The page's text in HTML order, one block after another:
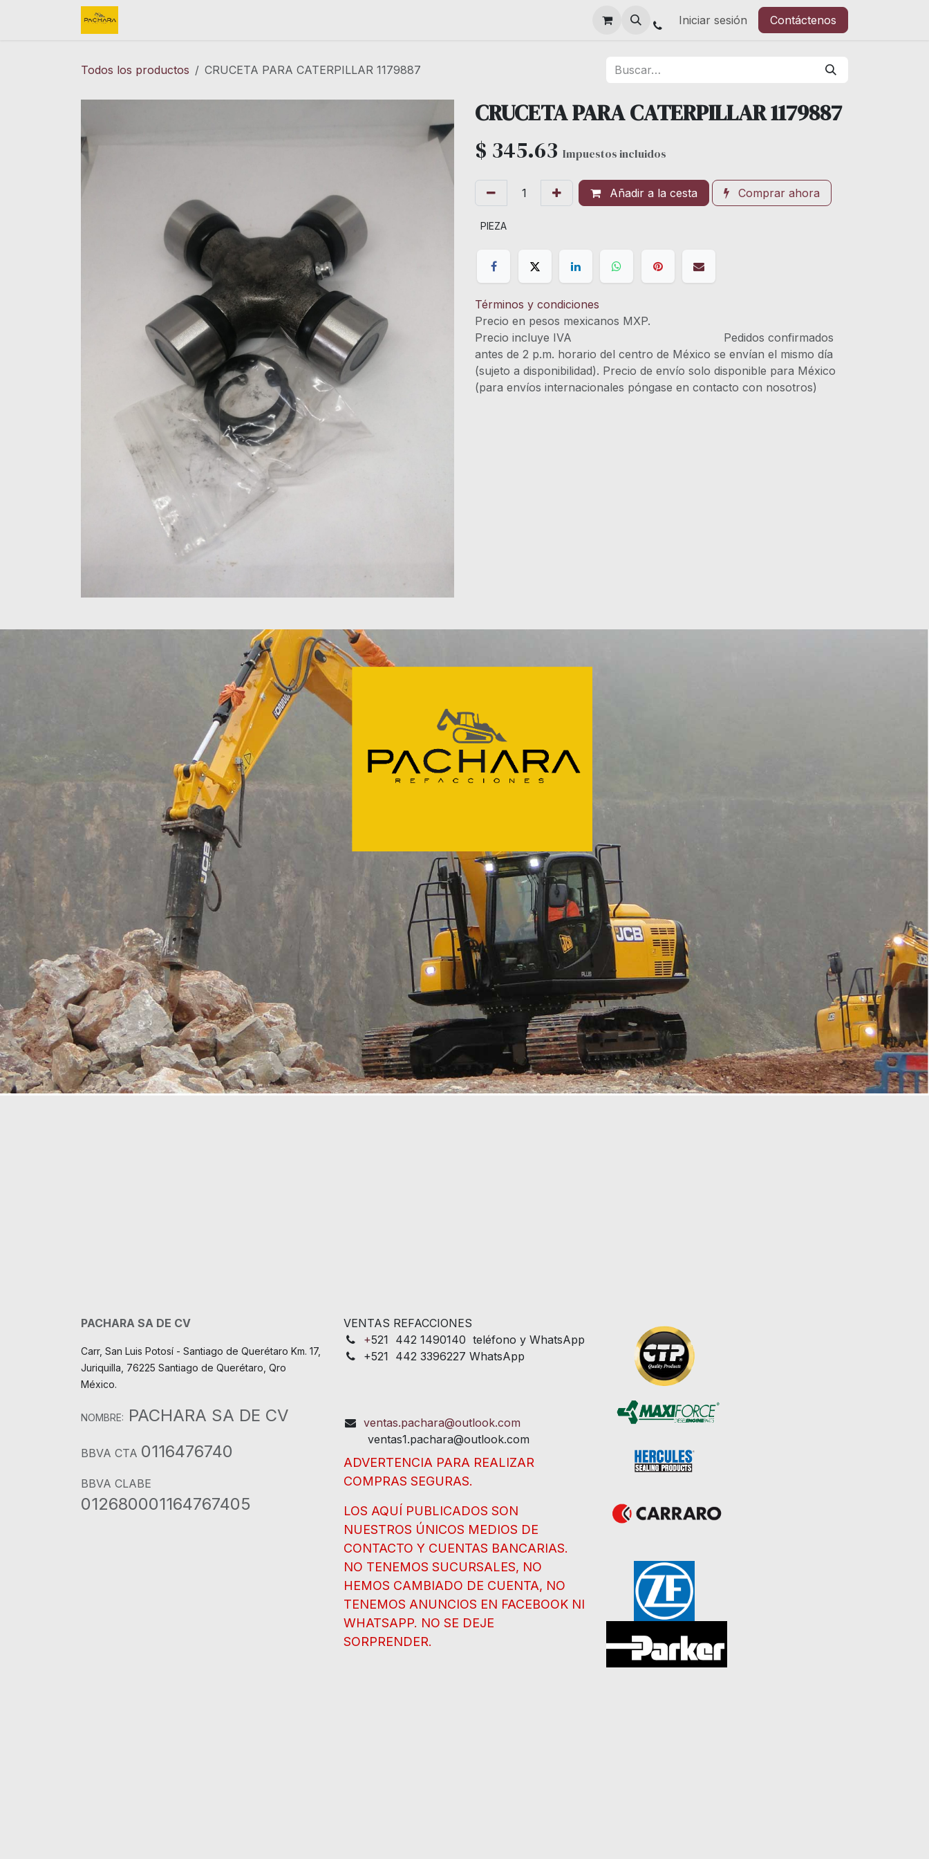
Iniciar sesión Contáctenos
Todos los productos CRUCETA PARA CATERPILLAR 1179887
CRUCETA PARA CATERPILLAR 1179887
$ 345.63 Impuestos incluidos
Añadir a la cesta Comprar ahora
PIEZA
Términos y condiciones
Precio en pesos mexicanos MXP.
Precio incluye IVA Pedidos confirmados
antes de 2 p.m. horario del centro de México se envían el mismo día
(sujeto a disponibilidad). Precio de envío solo disponible para México
(para envíos internacionales póngase en contacto con nosotros)
PACHARA SA DE CV
Carr, San Luis Potosí - Santiago de Querétaro Km. 17,
Juriquilla, 76225 Santiago de Querétaro, Qro
México.
NOMBRE: PACHARA SA DE CV
BBVA CTA 0116476740
BBVA CLABE
012680001164767405
VENTAS REFACCIONES
+521 442 1490140 teléfono y WhatsApp
+521 442 3396227 WhatsApp
ventas.pachara@outlook.com
ventas1.pachara@outlook.com
ADVERTENCIA PARA REALIZAR
COMPRAS SEGURAS.
LOS AQUÍ PUBLICADOS SON
NUESTROS ÚNICOS MEDIOS DE
CONTACTO Y CUENTAS BANCARIAS.
NO TENEMOS SUCURSALES, NO
HEMOS CAMBIADO DE CUENTA, NO
TENEMOS ANUNCIOS EN FACEBOOK NI
WHATSAPP. NO SE DEJE
SORPRENDER.